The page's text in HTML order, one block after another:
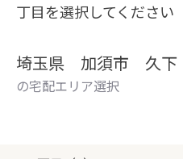
を
丁目を選択してください
埼玉県 加須市 久下
の宅配エリア選択